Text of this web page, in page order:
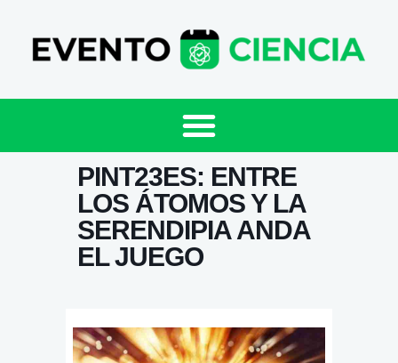
PINT23ES: ENTRE
LOS ÁTOMOS Y LA
SERENDIPIA ANDA
EL JUEGO